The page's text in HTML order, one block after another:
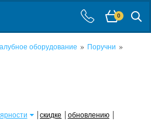
0
оборудование » Поручни »
скидке
обновлению